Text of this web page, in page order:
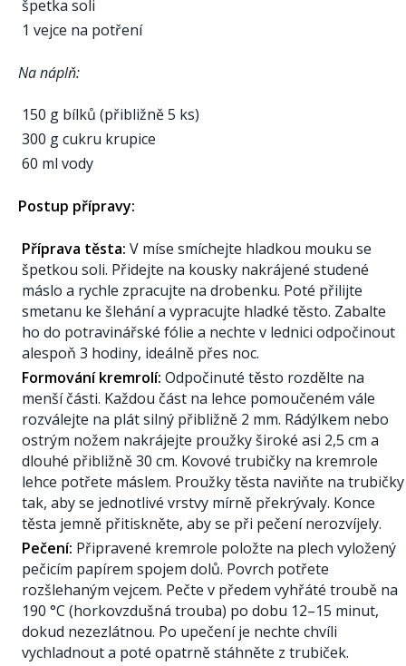
špetka soli
1 vejce na potření
Na náplň:
150 g bílků (přibližně 5 ks)
300 g cukru krupice
60 ml vody
Postup přípravy:
Příprava těsta: V míse smíchejte hladkou mouku se
špetkou soli. Přidejte na kousky nakrájené studené
máslo a rychle zpracujte na drobenku. Poté přilijte
smetanu ke šlehání a vypracujte hladké těsto. Zabalte
ho do potravinářské fólie a nechte v lednici odpočinout
alespoň 3 hodiny, ideálně přes noc.
Formování kremrolí: Odpočinuté těsto rozdělte na
menší části. Každou část na lehce pomoučeném vále
rozválejte na plát silný přibližně 2 mm. Rádýlkem nebo
ostrým nožem nakrájejte proužky široké asi 2,5 cm a
dlouhé přibližně 30 cm. Kovové trubičky na kremrole
lehce potřete máslem. Proužky těsta naviňte na trubičky
tak, aby se jednotlivé vrstvy mírně překrývaly. Konce
těsta jemně přitiskněte, aby se při pečení nerozvíjely.
Pečení: Připravené kremrole položte na plech vyložený
pečicím papírem spojem dolů. Povrch potřete
rozšlehaným vejcem. Pečte v předem vyhřáté troubě na
190 °C (horkovzdušná trouba) po dobu 12–15 minut,
dokud nezezlátnou. Po upečení je nechte chvíli
vychladnout a poté opatrně stáhněte z trubiček.